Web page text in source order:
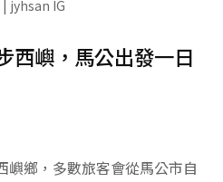
| jyhsan IG
西嶼，馬公出發一日
嶼鄉，多數旅客會從馬公市自